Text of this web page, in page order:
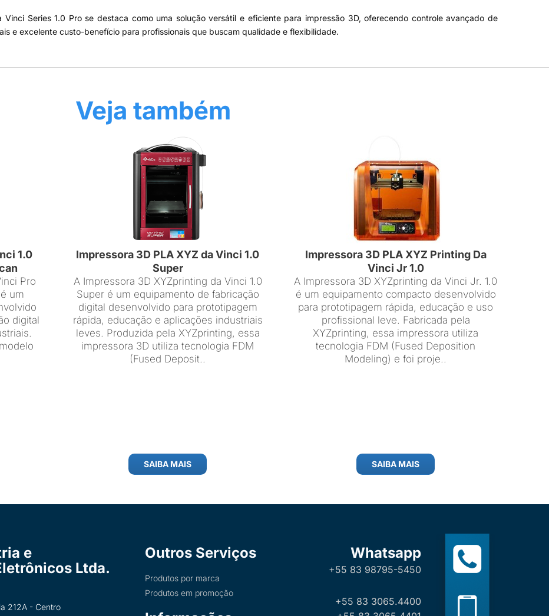
Series 1.0 Pro se destaca como uma solução versátil e eficiente para impressão 3D, oferecendo controle avançado de
e excelente custo-benefício para profissionais que buscam qualidade e flexibilidade.
Veja também
1.0
Pro
um
digital
Impressora 3D PLA XYZ da Vinci 1.0
Super
A Impressora 3D XYZprinting da Vinci 1.0
Super é um equipamento de fabricação
digital desenvolvido para prototipagem
rápida, educação e aplicações industriais
leves. Produzida pela XYZprinting, essa
impressora 3D utiliza tecnologia FDM
(Fused Deposit..
SAIBA MAIS
Impressora 3D PLA XYZ Printing Da
Vinci Jr 1.0
A Impressora 3D XYZprinting da Vinci Jr. 1.0
é um equipamento compacto desenvolvido
para prototipagem rápida, educação e uso
profissional leve. Fabricada pela
XYZprinting, essa impressora utiliza
tecnologia FDM (Fused Deposition
Modeling) e foi proje..
SAIBA MAIS
e
Ltda.
212A - Centro
Outros Serviços
Produtos por marca
Produtos em promoção
Whatsapp
+55 83 98795-5450
+55 83 3065.4400